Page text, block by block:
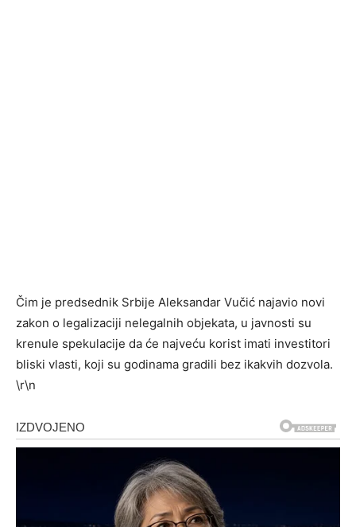
Čim je predsednik Srbije Aleksandar Vučić najavio novi
zakon o legalizaciji nelegalnih objekata, u javnosti su
krenule spekulacije da će najveću korist imati investitori
bliski vlasti, koji su godinama gradili bez ikakvih dozvola.
\r\n